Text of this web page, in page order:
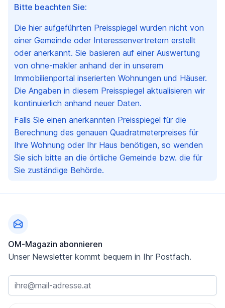
Bitte beachten Sie:
Die hier aufgeführten Preisspiegel wurden nicht von
einer Gemeinde oder Interessenvertretern erstellt
oder anerkannt. Sie basieren auf einer Auswertung
von ohne-makler anhand der in unserem
Immobilienportal inserierten Wohnungen und Häuser.
Die Angaben in diesem Preisspiegel aktualisieren wir
kontinuierlich anhand neuer Daten.
Falls Sie einen anerkannten Preisspiegel für die
Berechnung des genauen Quadratmeterpreises für
Ihre Wohnung oder Ihr Haus benötigen, so wenden
Sie sich bitte an die örtliche Gemeinde bzw. die für
Sie zuständige Behörde.
OM-Magazin abonnieren
Unser Newsletter kommt bequem in Ihr Postfach.